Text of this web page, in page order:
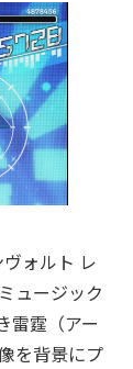
ォルト レ
ュージック
雷霆（アー
を背景にプ